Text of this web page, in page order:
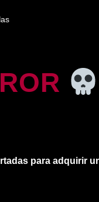
para adquirir